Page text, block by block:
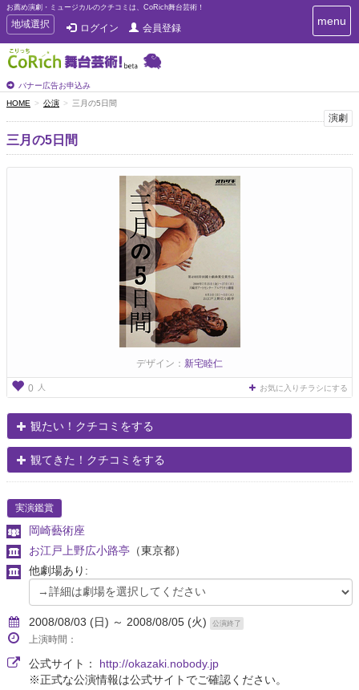
お薦め演劇・ミュージカルのクチコミは、CoRich舞台芸術！
T
o
g
g
e
n
a
v
i
地域選択 ログイン 会員登録
バナー広告お申込み
T
o
i
menu
HOME 公演 三月の5日間
演劇
三月の5日間
デザイン： 新宅睦仁
0 人 お気に入りチラシにする
観たい！クチコミをする
観てきた！クチコミをする
実演鑑賞
岡崎藝術座
お江戸上野広小路亭 （東京都）
他劇場あり:
2008/08/03 (日) ～ 2008/08/05 (火) 公演終了
上演時間：
公式サイト： http://okazaki.nobody.jp
※正式な公演情報は公式サイトでご確認ください。